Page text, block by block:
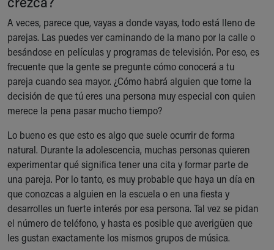
Ronald McDonald House Care Mobile
Health Centers
Symptom Checker
Financial Services
Price Estimates
Family Supports
Sports Health Services Provider for Akron Zips
New Parents
Find a Pediatrician
MyChart
Make an Appointment
Breastfeeding Medicine
Child Passenger Safety
Safe Sleep for Babies
Safe Sleep
About Akron Children's Pediatrics
A veces, parece que, vayas a donde vayas, todo está lleno de
parejas. Las puedes ver caminando de la mano por la calle o
besándose en películas y programas de televisión. Por eso, es
frecuente que la gente se pregunte cómo conocerá a tu
pareja cuando sea mayor. ¿Cómo habrá alguien que tome la
decisión de que tú eres una persona muy especial con quien
merece la pena pasar mucho tiempo?
Lo bueno es que esto es algo que suele ocurrir de forma
natural. Durante la adolescencia, muchas personas quieren
experimentar qué significa tener una cita y formar parte de
una pareja. Por lo tanto, es muy probable que haya un día en
que conozcas a alguien en la escuela o en una fiesta y
desarrolles un fuerte interés por esa persona. Tal vez se pidan
el número de teléfono, y hasta es posible que averigüen que
les gustan exactamente los mismos grupos de música.